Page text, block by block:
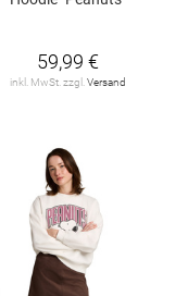
59,99 €
inkl. MwSt. zzgl. Versand